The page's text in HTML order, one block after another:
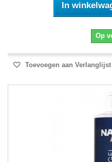
In
Op
Toevoegen aan Verlanglijst